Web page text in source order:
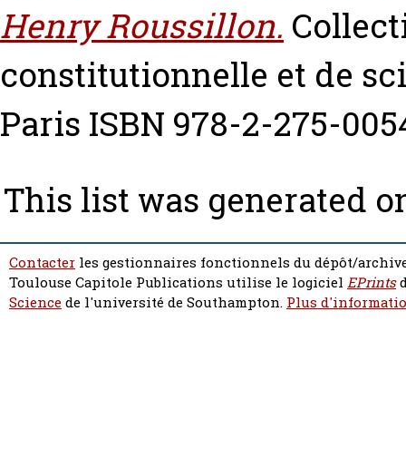
Henry Roussillon.
constitutionnelle et de
Paris ISBN 978-2-275-
This list was generated
Contacter les gestionnaires fonctionnels du dépôt/
Toulouse Capitole Publications utilise le logiciel EPrints
Sciencede l'université de Southampton. Plus